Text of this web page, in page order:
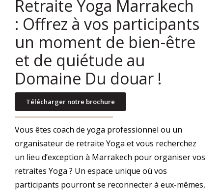
Retraite Yoga Marrakech
: Offrez à vos participants
un moment de bien-être
et de quiétude au
Domaine Du douar !
Télécharger notre brochure
Vous êtes coach de yoga professionnel ou un
organisateur de retraite Yoga et vous recherchez
un lieu d’exception à Marrakech pour organiser vos
retraites Yoga ? Un espace unique où vos
participants pourront se reconnecter à eux-mêmes,